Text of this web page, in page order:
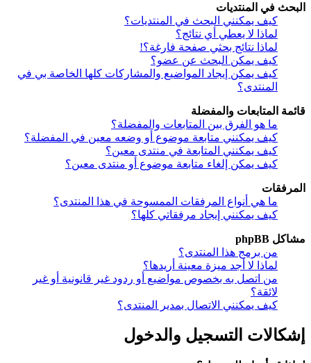
البحث في المنتديات
كيف يمكنني البحث في المنتديات؟
لماذا لا يعطي أي نتائج؟
لماذا نتائج بحثي صفحة فارغة؟!
كيف يمكن البحث عن عضو؟
كيف يمكن إيجاد المواضيع والمشاركات كلها الخاصة بي في
المنتدى؟
قائمة المتابعات والمفضلة
ما هو الفرق بين المتابعات والمفضلة؟
كيف يمكنني متابعة موضوع أو وضعه معين في المفضلة؟
كيف يمكنني المتابعة في منتدى معين؟
كيف يمكن إلغاء متابعة موضوع أو منتدى معين؟
المرفقات
ما هي أنواع المرفقات الممسوحة في هذا المنتدى؟
كيف يمكنني إيجاد مرفقاتي كلها؟
مشاكل phpBB
من برمج هذا المنتدى؟
لماذا لا أجد ميزة معينة أريدها؟
من اتصل به بخصوص مواضيع أو ردود غير قانونية أو غير
لائقة؟
كيف يمكنني الاتصال بمدير المنتدى؟
إشكالات التسجيل والدخول